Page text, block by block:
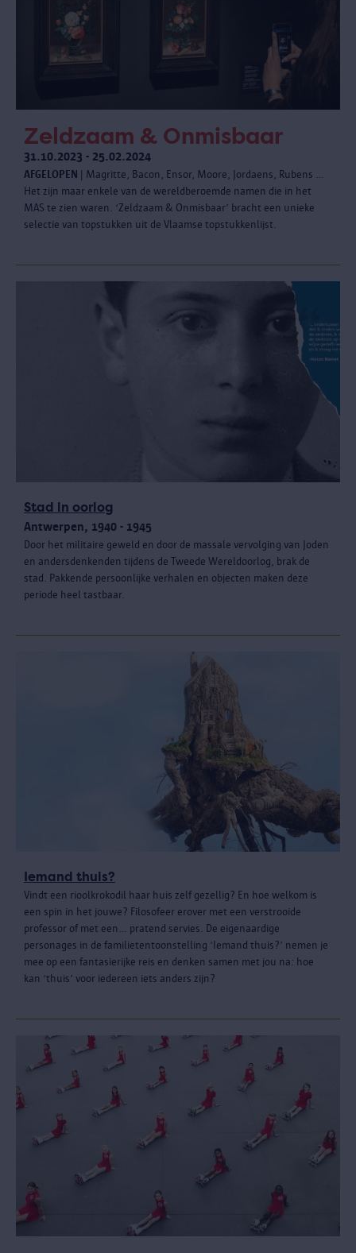
Zeldzaam & Onmisbaar
31.10.2023 - 25.02.2024
AFGELOPEN
| Magritte, Bacon, Ensor, Moore, Jordaens, Rubens …
Het zijn maar enkele van de wereldberoemde namen die in het
MAS te zien waren. ‘Zeldzaam & Onmisbaar’ bracht een unieke
selectie van topstukken uit de Vlaamse topstukkenlijst.
Stad in oorlog
Antwerpen, 1940 - 1945
Door het militaire geweld en door de massale vervolging van Joden
en andersdenkenden tijdens de Tweede Wereldoorlog, brak de
stad. Pakkende persoonlijke verhalen en objecten maken deze
periode heel tastbaar.
Iemand thuis?
Vindt een rioolkrokodil haar huis zelf gezellig? En hoe welkom is
een spin in het jouwe? Filosofeer erover met een verstrooide
professor of met een… pratend servies. De eigenaardige
personages in de familietentoonstelling ‘Iemand thuis?’ nemen je
mee op een fantasierijke reis en denken samen met jou na: hoe
kan ‘thuis’ voor iedereen iets anders zijn?